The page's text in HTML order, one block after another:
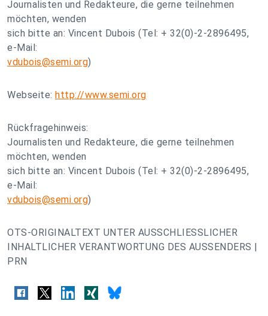
Journalisten und Redakteure, die gerne teilnehmen
möchten, wenden
sich bitte an: Vincent Dubois (Tel: + 32(0)-2-2896495,
e-Mail:
vdubois@semi.org)
Webseite: http://www.semi.org
Rückfragehinweis:
Journalisten und Redakteure, die gerne teilnehmen
möchten, wenden
sich bitte an: Vincent Dubois (Tel: + 32(0)-2-2896495,
e-Mail:
vdubois@semi.org)
OTS-ORIGINALTEXT UNTER AUSSCHLIESSLICHER
INHALTLICHER VERANTWORTUNG DES AUSSENDERS |
PRN